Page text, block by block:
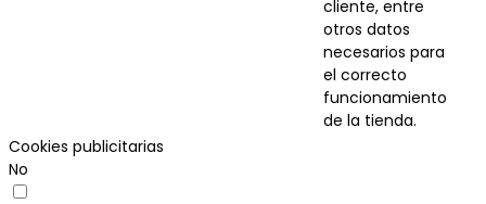
cliente, entre
otros datos
necesarios para
el correcto
funcionamiento
de la tienda.
Cookies publicitarias
No